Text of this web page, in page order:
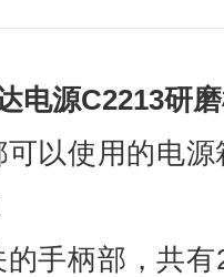
电源C2213研
以使用的电
手柄部，共